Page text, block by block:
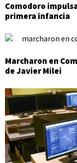
Comodoro
primera infancia
Marcharon en
de Javier Milei